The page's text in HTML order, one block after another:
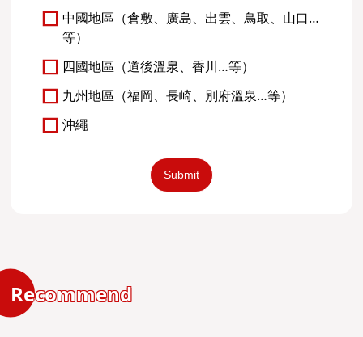
中國地區（倉敷、廣島、出雲、鳥取、山口…
等）
四國地區（道後溫泉、香川…等）
九州地區（福岡、長崎、別府溫泉…等）
沖繩
Recommend